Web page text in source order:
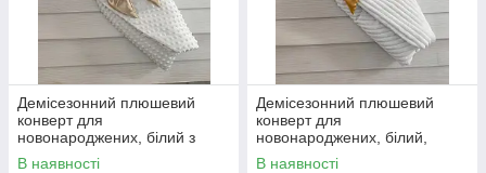
Демісезонний плюшевий
конверт для
новонароджених, білий з
принтом Мішутка на гойдалці
В наявності
Демісезонний плюшевий
конверт для
новонароджених, білий,
принт ведмедик на місяці
В наявності